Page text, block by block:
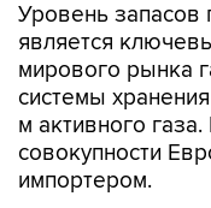
Уровень запасов
является
мирового рынка
системы
м активного
совокупности
импортером.